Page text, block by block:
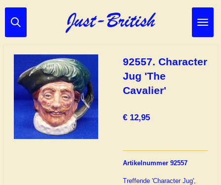
Ga
direct
hoofdinhoud
92557. Character
Jug 'The
Cavalier'
€ 12,95
Artikelnummer 92557
Treffende 'Character Jug',